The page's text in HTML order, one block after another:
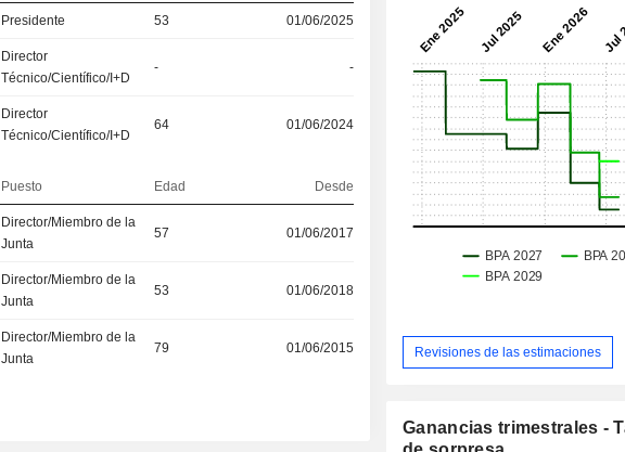
Presidente 53 01/06/2025
Director
Técnico/Científico/I+D
- -
Director
Técnico/Científico/I+D
64 01/06/2024
Puesto Edad Desde
Director/Miembro de la
Junta
57 01/06/2017
Director/Miembro de la
Junta
53 01/06/2018
Director/Miembro de la
Junta
79 01/06/2015 Revisiones de las estimaciones
Ganancias trimestrales -